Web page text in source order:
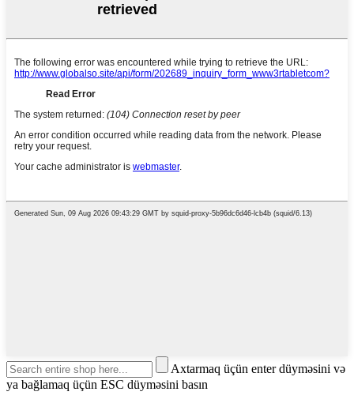
Axtarmaq üçün enter düyməsini və
ya bağlamaq üçün ESC düyməsini basın